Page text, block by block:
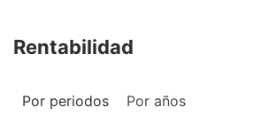
Rentabilidad
Por periodos Por años